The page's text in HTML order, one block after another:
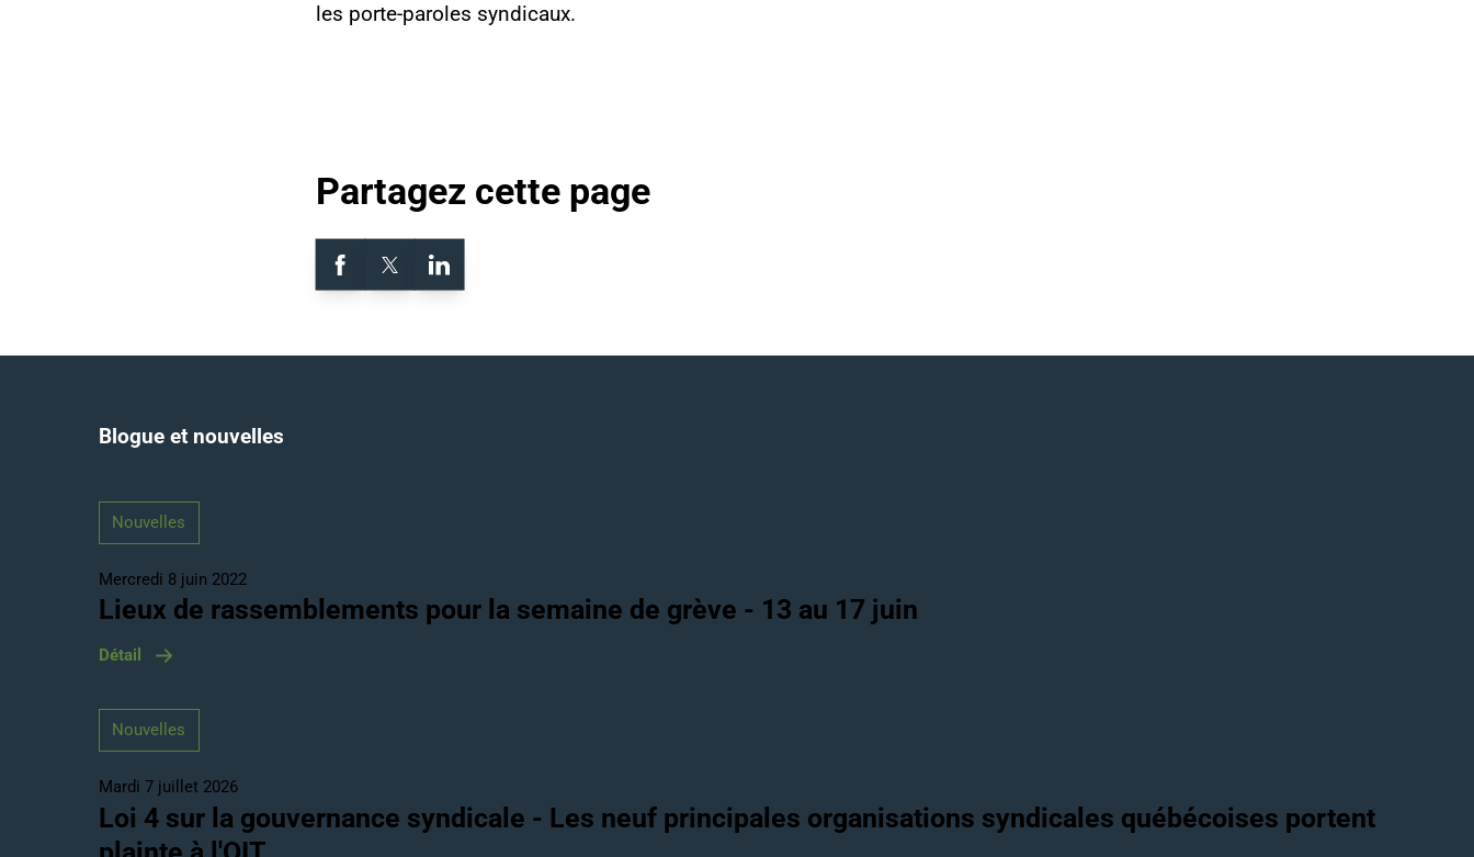
les porte-paroles syndicaux.
Partagez cette page
Blogue et nouvelles
Nouvelles
Mercredi 8 juin 2022
Lieux de rassemblements pour la semaine de grève - 13 au 17 juin
Détail
Nouvelles
Mardi 7 juillet 2026
Loi 4 sur la gouvernance syndicale - Les neuf principales organisations syndicales québécoises portent